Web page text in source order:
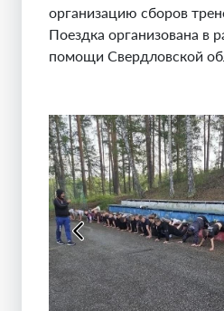
организацию сборов
Поездка организована в
помощи Свердловской